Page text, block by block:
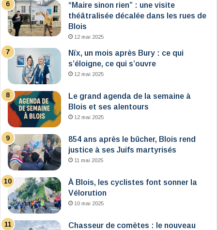
“Maire sinon rien” : une visite
théâtralisée décalée dans les rues de
Blois
12 mai 2025
Nïx, un mois après Bury : ce qui
s’éloigne, ce qui s’ouvre
12 mai 2025
Le grand agenda de la semaine à
Blois et ses alentours
12 mai 2025
854 ans après le bûcher, Blois rend
justice à ses Juifs martyrisés
11 mai 2025
À Blois, les cyclistes font sonner la
Vélorution
10 mai 2025
Chasseur de comètes : le nouveau